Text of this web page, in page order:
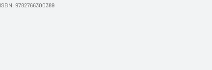
ISBN: 9782766300389